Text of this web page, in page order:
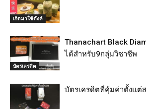
เกิดมาใช้ตังค์
บัตรเครดิต
Thanachart Black
ได้สำหรับ9กลุ่มวิชาชีพ
บัตรเครดิตที่คุ้มค่าตั้งแต่